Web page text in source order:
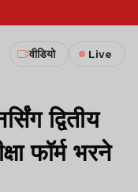
वीडियो Live
द्वितीय
फॉर्म भरने